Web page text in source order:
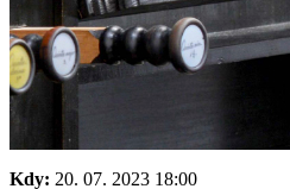
Kdy: 20. 07. 2023 18:00